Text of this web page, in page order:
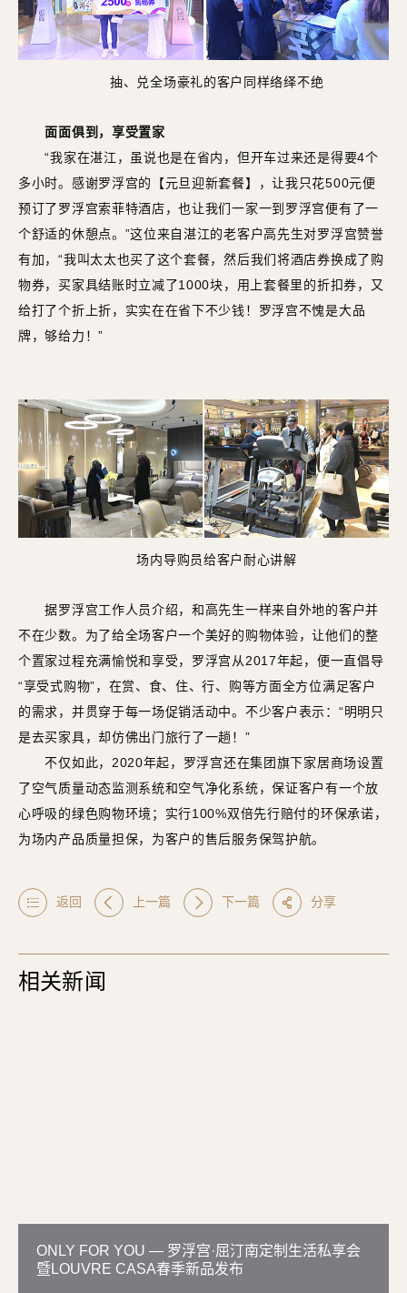
抽、兑全场豪礼的客户同样络绎不绝
面面俱到，享受置家
“我家在湛江，虽说也是在省内，但开车过来还是得要4个
多小时。感谢罗浮宫的【元旦迎新套餐】，让我只花500元便
预订了罗浮宫索菲特酒店，也让我们一家一到罗浮宫便有了一
个舒适的休憩点。”这位来自湛江的老客户高先生对罗浮宫赞誉
有加，“我叫太太也买了这个套餐，然后我们将酒店券换成了购
物券，买家具结账时立减了1000块，用上套餐里的折扣券，又
给打了个折上折，实实在在省下不少钱！罗浮宫不愧是大品
牌，够给力！”
场内导购员给客户耐心讲解
据罗浮宫工作人员介绍，和高先生一样来自外地的客户并
不在少数。为了给全场客户一个美好的购物体验，让他们的整
个置家过程充满愉悦和享受，罗浮宫从2017年起，便一直倡导
“享受式购物”，在赏、食、住、行、购等方面全方位满足客户
的需求，并贯穿于每一场促销活动中。不少客户表示：“明明只
是去买家具，却仿佛出门旅行了一趟！”
不仅如此，2020年起，罗浮宫还在集团旗下家居商场设置
了空气质量动态监测系统和空气净化系统，保证客户有一个放
心呼吸的绿色购物环境；实行100%双倍先行赔付的环保承诺，
为场内产品质量担保，为客户的售后服务保驾护航。
返回 上一篇 下一篇 分享
相关新闻
ONLY FOR YOU — 罗浮宫·屈汀南定制生活私享会
暨LOUVRE CASA春季新品发布